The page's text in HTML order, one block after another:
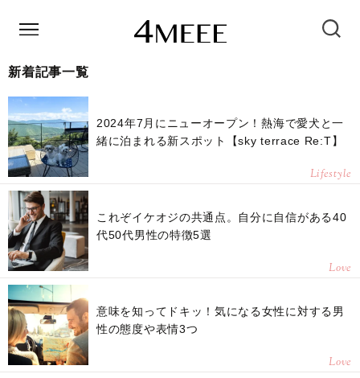
新着記事一覧
2024年7月にニューオープン！熱海で愛犬と一
緒に泊まれる新スポット【sky terrace Re:T】
Lifestyle
これぞイケオジの共通点。自分に自信がある40
代50代男性の特徴5選
Love
意味を知ってドキッ！気になる女性に対する男
性の態度や表情3つ
Love